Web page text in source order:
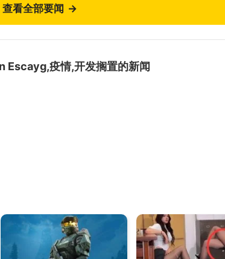
查看全部要闻 →
Escayg,疫情,开发搁置的新闻